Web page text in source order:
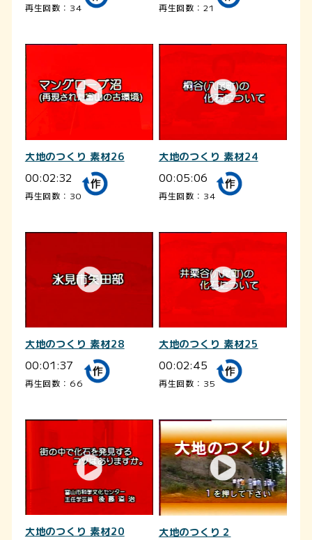
再生回数：34 再生回数：21
大地のつくり 素材26
00:02:32
再生回数：30
大地のつくり 素材24
00:05:06
再生回数：34
大地のつくり 素材28
00:01:37
再生回数：66
大地のつくり 素材25
00:02:45
再生回数：35
大地のつくり 素材20 大地のつくり２